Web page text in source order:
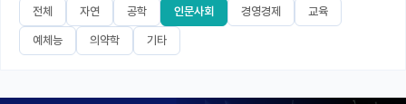
블로그
이벤트
전체 자연 공학 인문사회 경영경제 교육
예체능 의약학 기타